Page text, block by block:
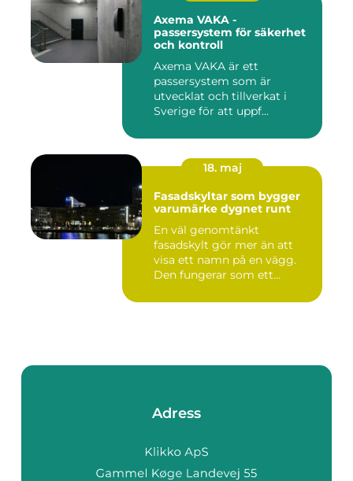
Axema VAKA -
passersystem för säkerhet
och kontroll
Axema VAKA är ett
passersystem som är
utvecklat och tillverkat i
Sverige för att uppf...
18. maj
Fasadskyltar som bygger
varumärke dygnet runt
En väl genomtänkt
fasadskylt gör mer än att
visa ett namn på en vägg.
Den fungerar som ett
Adress